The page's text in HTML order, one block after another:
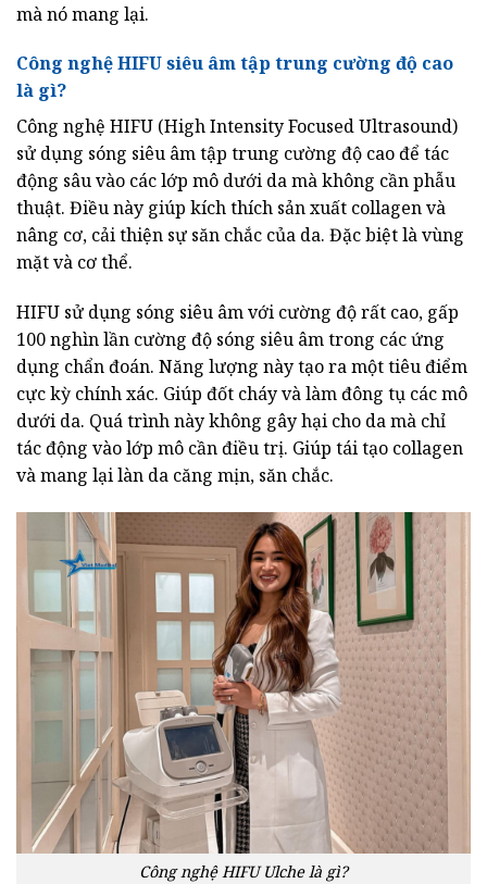
mà nó mang lại.
Công nghệ HIFU siêu âm tập trung cường độ cao
là gì?
Công nghệ HIFU (High Intensity Focused Ultrasound)
sử dụng sóng siêu âm tập trung cường độ cao để tác
động sâu vào các lớp mô dưới da mà không cần phẫu
thuật. Điều này giúp kích thích sản xuất collagen và
nâng cơ, cải thiện sự săn chắc của da. Đặc biệt là vùng
mặt và cơ thể.
HIFU sử dụng sóng siêu âm với cường độ rất cao, gấp
100 nghìn lần cường độ sóng siêu âm trong các ứng
dụng chẩn đoán. Năng lượng này tạo ra một tiêu điểm
cực kỳ chính xác. Giúp đốt cháy và làm đông tụ các mô
dưới da. Quá trình này không gây hại cho da mà chỉ
tác động vào lớp mô cần điều trị. Giúp tái tạo collagen
và mang lại làn da căng mịn, săn chắc.
Công nghệ HIFU Ulche là gì?